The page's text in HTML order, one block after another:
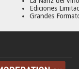
Ediciones
Grandes